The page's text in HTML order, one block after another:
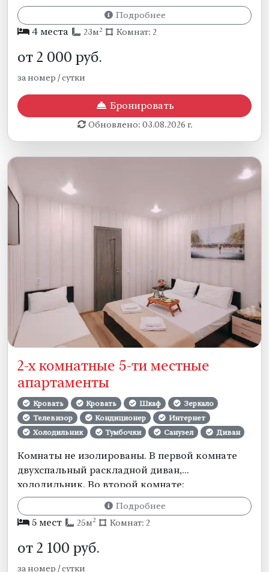
двухспальная кровать, прикроватные тумбы,
шкаф для одежды, сплит система. Собственная
ванная комната и санузел. (сплит система
только в одной комнате ее хватает на две
комнаты).
Подробнее
4 места 23м2 Комнат: 2
от 2 000 руб.
за номер / сутки
Бронировать
Обновлено: 03.08.2026 г.
2-х комнатные 5-ти местные
апартаменты
Кровать Кровать Шкаф
Зеркало
Телевизор
Кондиционер
Интернет
Холодильник
Тумбочки Санузел
Диван
Постельное бельё
Уборка номеров
Смена белья
Комнаты не изолированы. В первой комнате
двухспальный раскладной диван,
холодильник. Во второй комнате:
двухспальная кровать и односпальная кровать
либо кресло кровать (односпальное)
прикроватные тумбы, шкаф для одежды, сплит
система. Собственная ванная комната и
санузел. (сплит система только в одной
Подробнее
5 мест 25м2 Комнат: 2
от 2 100 руб.
за номер / сутки